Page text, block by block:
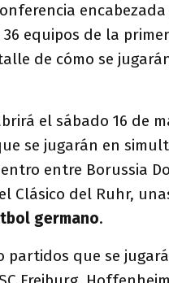
equipos de la
de cómo se
el sábado 16 de
se jugarán en
entre Borussia
Clásico del Ruhr,
germano.
partidos que se